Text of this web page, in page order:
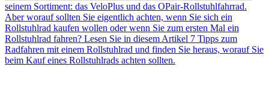
seinem Sortiment: das VeloPlus und das OPair-Rollstuhlfahrrad.
Aber worauf sollten Sie eigentlich achten, wenn Sie sich ein
Rollstuhlrad kaufen wollen oder wenn Sie zum ersten Mal ein
Rollstuhlrad fahren? Lesen Sie in diesem Artikel 7 Tipps zum
Radfahren mit einem Rollstuhlrad und finden Sie heraus, worauf Sie
beim Kauf eines Rollstuhlrads achten sollten.